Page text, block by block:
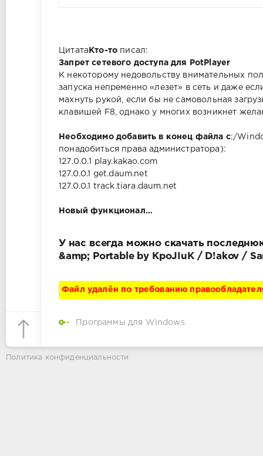
Цитата Кто-то писал:
Запрет сетевого доступа для PotPlayer
К некоторому недовольству внимательных
запуска непременно «лезет» в сеть и даже
махнуть рукой, если бы не самовольная
клавишей F8, однако у многих возникнет
Необходимо добавить в конец файла c:/
понадобиться права администратора):
127.0.0.1 play.kakao.com
127.0.0.1 get.daum.net
127.0.0.1 track.tiara.daum.net
Новый функционал…
У нас всегда можно скачать
&amp; Portable by KpoJIuK / D!akov /
Файл удалён по требованию
Программы для Windows
Политика конфиденциальности